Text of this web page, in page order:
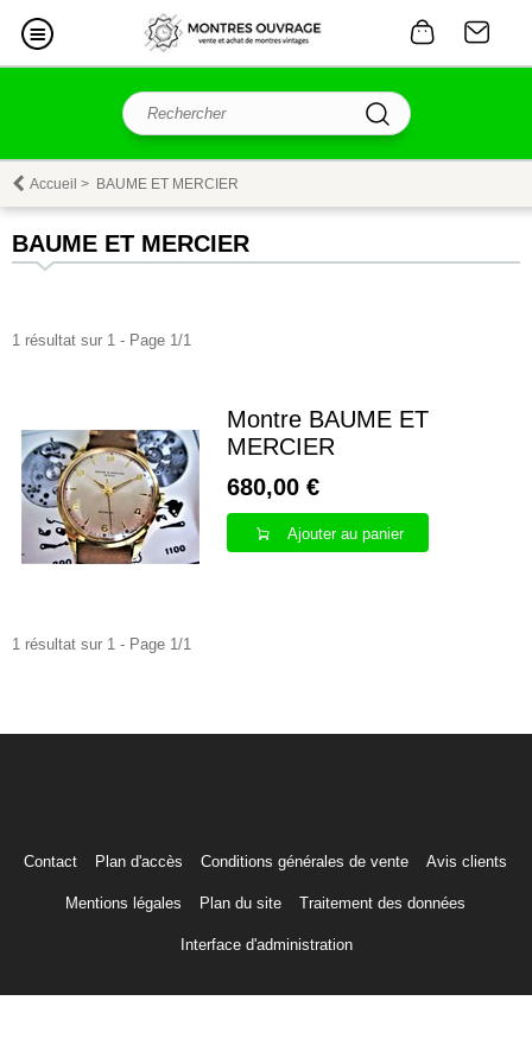
Accueil > BAUME ET MERCIER
BAUME ET MERCIER
1 résultat sur 1 - Page 1/1
Montre BAUME ET
MERCIER
680,00 €
Ajouter au panier
1 résultat sur 1 - Page 1/1
Contact Plan d'accès Conditions générales de vente Avis clients
Mentions légales Plan du site Traitement des données
Interface d'administration